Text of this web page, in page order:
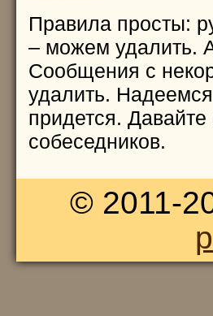
Правила просты:
– можем удалить.
Сообщения с
удалить.
придется.
собеседников.
© 2011-